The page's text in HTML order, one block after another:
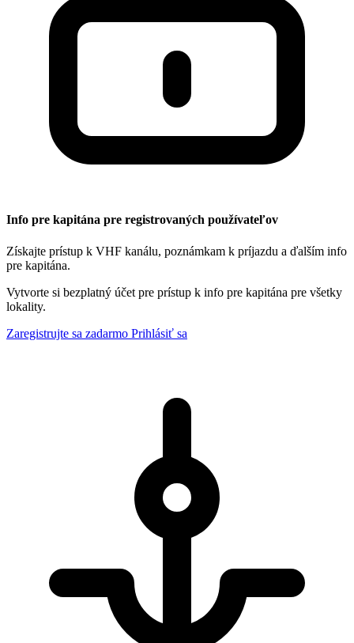
Info pre kapitána pre registrovaných používateľov
Získajte prístup k VHF kanálu, poznámkam k príjazdu a ďalším info
pre kapitána.
Vytvorte si bezplatný účet pre prístup k info pre kapitána pre všetky
lokality.
Zaregistrujte sa zadarmo Prihlásiť sa